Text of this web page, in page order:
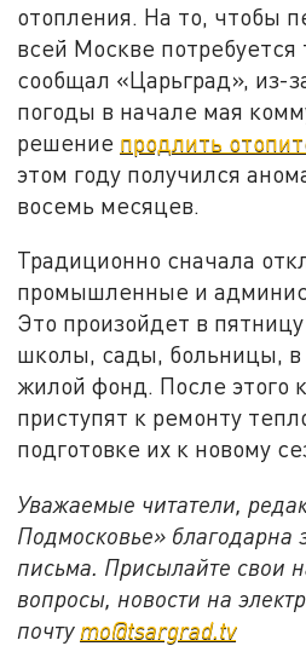
отопления. На то, чтобы
всей Москве
сообщал «Царьград», из-
погоды в начале мая
решение продлить
этом году получился
восемь месяцев.
Традиционно сначала
промышленные и
Это произойдет в
школы, сады, больницы, в
жилой фонд. После этого
приступят к ремонту
подготовке их к новому
Уважаемые читатели,
Подмосковье» благодарна
письма. Присылайте свои
вопросы, новости на
почту mo@tsargrad.tv